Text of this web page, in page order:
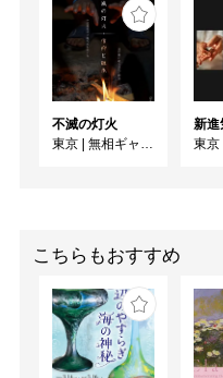
不滅の灯火
東京
無相ギャラリー
東京
こちらもおすすめ